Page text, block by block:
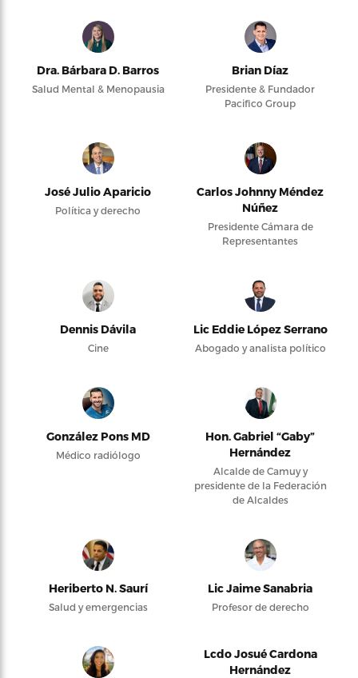
Dra. Bárbara D. Barros
Salud Mental & Menopausia
Brian Díaz
Presidente & Fundador
Pacifico Group
José Julio Aparicio
Política y derecho
Carlos Johnny Méndez
Núñez
Presidente Cámara de
Representantes
Dennis Dávila
Cine
Lic Eddie López Serrano
Abogado y analista político
González Pons MD
Médico radiólogo
Hon. Gabriel “Gaby”
Hernández
Alcalde de Camuy y
presidente de la Federación
de Alcaldes
Heriberto N. Saurí
Salud y emergencias
Lic Jaime Sanabria
Profesor de derecho
Lcdo Josué Cardona
Hernández